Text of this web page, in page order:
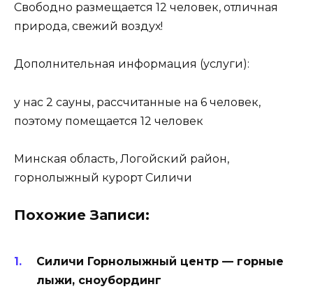
Свободно размещается 12 человек, отличная
природа, свежий воздух!
Дополнительная информация (услуги):
у нас 2 сауны, рассчитанные на 6 человек,
поэтому помещается 12 человек
Минская область, Логойский район,
горнолыжный курорт Силичи
Похожие Записи:
Силичи Горнолыжный центр — горные
лыжи, сноубординг